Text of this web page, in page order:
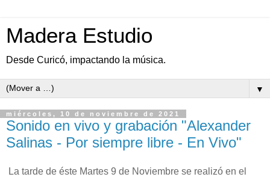
Madera Estudio
Desde Curicó, impactando la música.
▼
miércoles, 10 de noviembre de 2021
Sonido en vivo y grabación "Alexander
Salinas - Por siempre libre - En Vivo"
La tarde de éste Martes 9 de Noviembre se realizó en el